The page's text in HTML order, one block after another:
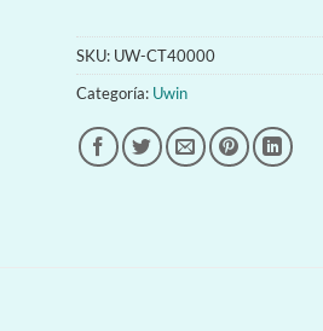
SKU: UW-CT40000
Categoría: Uwin